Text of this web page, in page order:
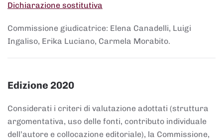
Dichiarazione sostitutiva
Commissione giudicatrice: Elena Canadelli, Luigi
Ingaliso, Erika Luciano, Carmela Morabito.
Edizione 2020
Considerati i criteri di valutazione adottati (struttura
argomentativa, uso delle fonti, contributo individuale
dell’autore e collocazione editoriale), la Commissione,